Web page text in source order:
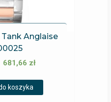
Anglaise
681,66 zł
koszyka